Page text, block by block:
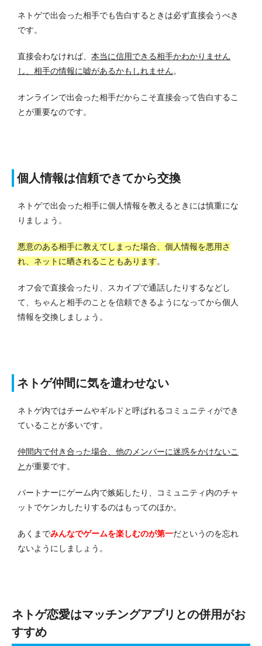
ネトゲで出会った相手でも告白するときは必ず直接会うべき
です。
直接会わなければ、 本当に信用できる相手かわかりません
し、相手の情報に嘘があるかもしれません。
オンラインで出会った相手だからこそ直接会って告白するこ
とが重要なのです。
個人情報は信頼できてから交換
ネトゲで出会った相手に個人情報を教えるときには慎重にな
りましょう。
悪意のある相手に教えてしまった場合、個人情報を悪用さ
れ、ネットに晒されることもあります。
オフ会で直接会ったり、スカイプで通話したりするなどし
て、ちゃんと相手のことを信頼できるようになってから個人
情報を交換しましょう。
ネトゲ仲間に気を遣わせない
ネトゲ内ではチームやギルドと呼ばれるコミュニティができ
ていることが多いです。
仲間内で付き合った場合、他のメンバーに迷惑をかけないこ
とが重要です。
パートナーにゲーム内で嫉妬したり、コミュニティ内のチャ
ットでケンカしたりするのはもってのほか。
あくまでみんなでゲームを楽しむのが第一だというのを忘れ
ないようにしましょう。
ネトゲ恋愛はマッチングアプリとの併用がお
すすめ